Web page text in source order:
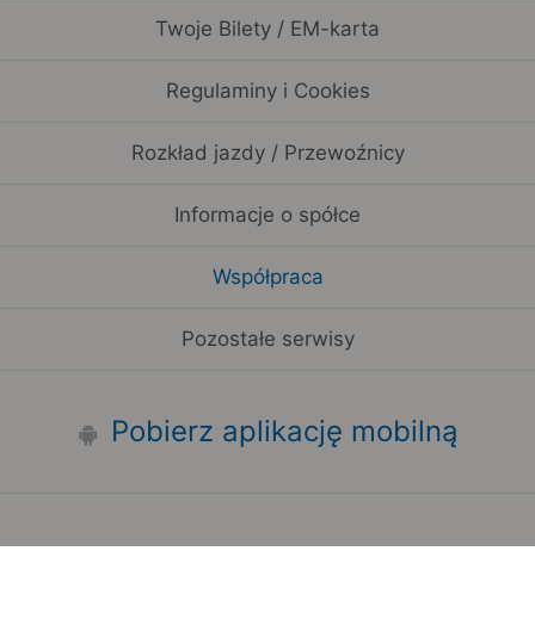
Twoje Bilety / EM-karta
Regulaminy i Cookies
Rozkład jazdy / Przewoźnicy
Informacje o spółce
Współpraca
Pozostałe serwisy
Pobierz aplikację mobilną